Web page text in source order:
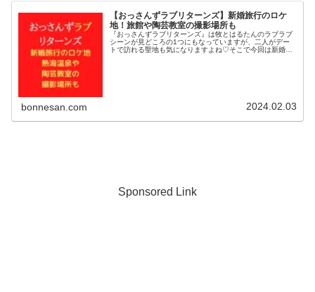
【おっさんずラブリターンズ】新婚旅行のロケ
地！旅館や陶芸教室の撮影場所も
『おっさんずラブリターンズ』は牧とはるたんのラブラブ
シーンが見どころの1つにもなっていますが、二人がデー
トで訪れる聖地も気になりますよね♡そこで今回は新婚旅
bonnesan.com 2024.02.03
Sponsored Link